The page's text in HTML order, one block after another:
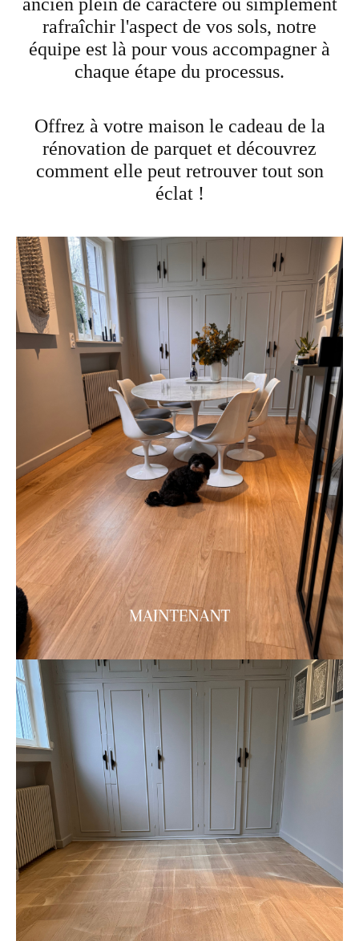
ancien plein de caractère ou simplement
rafraîchir l'aspect de vos sols, notre
équipe est là pour vous accompagner à
chaque étape du processus.
Offrez à votre maison le cadeau de la
rénovation de parquet et découvrez
comment elle peut retrouver tout son
éclat !